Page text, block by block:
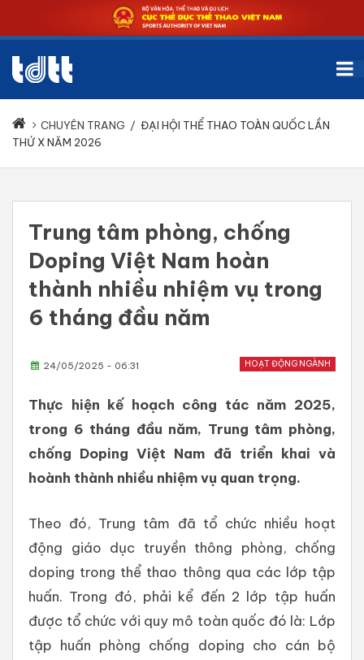
CHUYÊN TRANG / ĐẠI HỘI THỂ THAO TOÀN QUỐC LẦN
THỨ X NĂM 2026
Trung tâm phòng, chống
Doping Việt Nam hoàn
thành nhiều nhiệm vụ trong
6 tháng đầu năm
HOẠT ĐỘNG NGÀNH
24/05/2025 - 06:31
Thực hiện kế hoạch công tác năm 2025,
trong 6 tháng đầu năm, Trung tâm phòng,
chống Doping Việt Nam đã triển khai và
hoành thành nhiều nhiệm vụ quan trọng.
Theo đó, Trung tâm đã tổ chức nhiều hoạt
động giáo dục truyền thông phòng, chống
doping trong thể thao thông qua các lớp tập
huấn. Trong đó, phải kể đến 2 lớp tập huấn
được tổ chức với quy mô toàn quốc đó là: Lớp
tập huấn phòng chống doping cho cán bộ